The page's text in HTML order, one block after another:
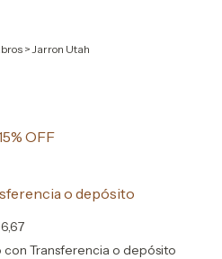
> Jarron Utah
% OFF
o depósito
Transferencia o depósito